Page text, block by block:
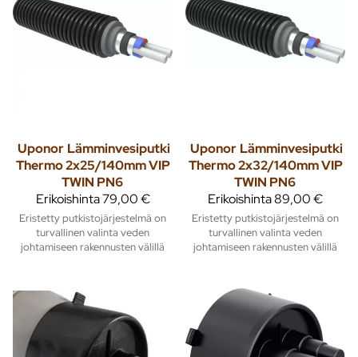
Uponor Lämminvesiputki
Thermo 2x25/140mm VIP
TWIN PN6
Erikoishinta79,00 €
Eristetty putkistojärjestelmä on
turvallinen valinta veden
johtamiseen rakennusten välillä
Uponor Lämminvesiputki
Thermo 2x32/140mm VIP
TWIN PN6
Erikoishinta89,00 €
Eristetty putkistojärjestelmä on
turvallinen valinta veden
johtamiseen rakennusten välillä